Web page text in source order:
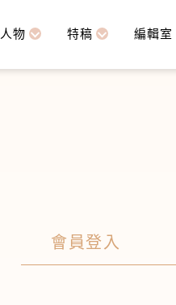
人物 特稿 編輯室
會員登入